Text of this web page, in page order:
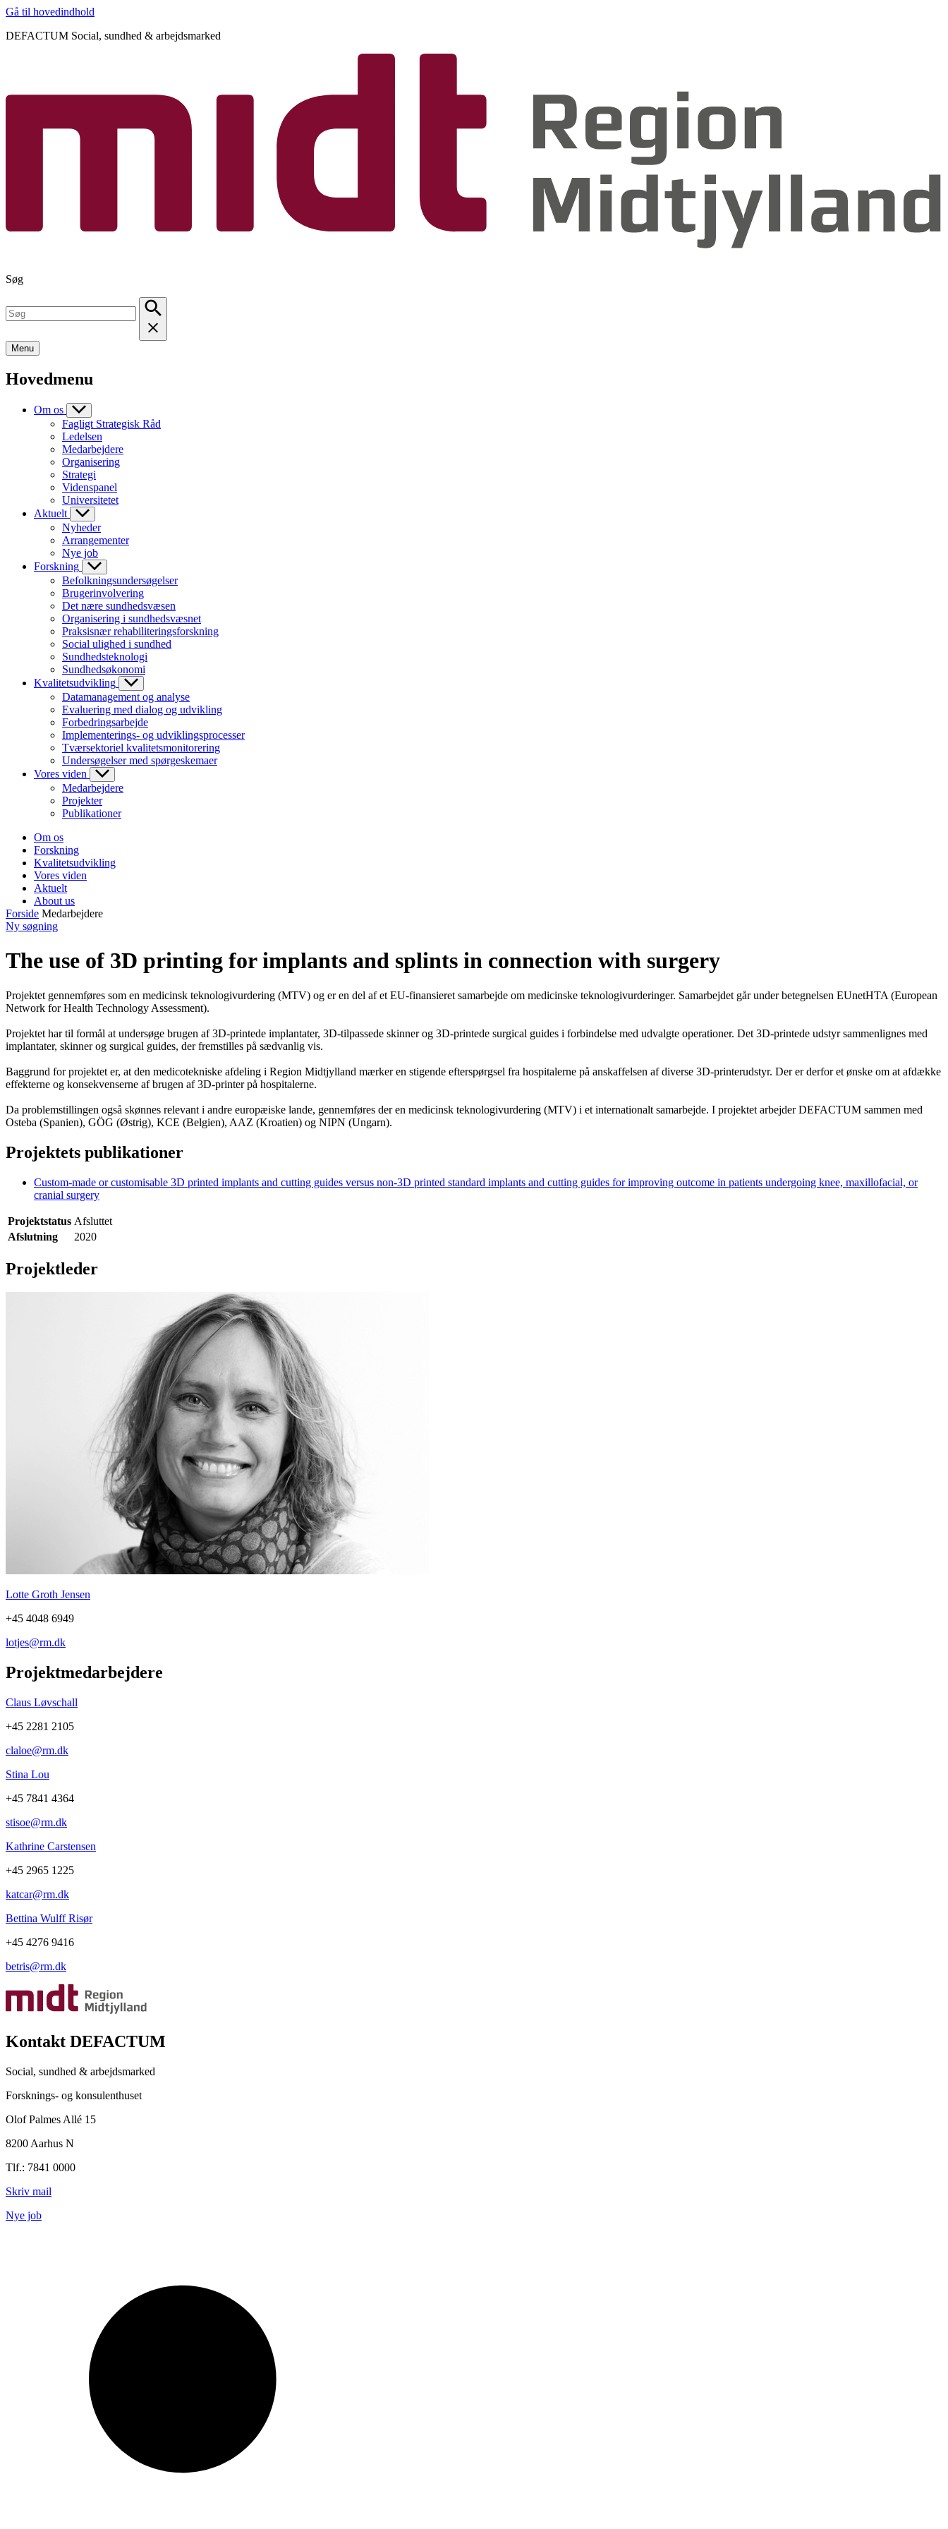
Gå til hovedindhold
DEFACTUM Social, sundhed & arbejdsmarked
Søg
Menu
Hovedmenu
Om os
Fagligt Strategisk Råd
Ledelsen
Medarbejdere
Organisering
Strategi
Videnspanel
Universitetet
Aktuelt
Nyheder
Arrangementer
Nye job
Forskning
Befolkningsundersøgelser
Brugerinvolvering
Det nære sundhedsvæsen
Organisering i sundhedsvæsnet
Praksisnær rehabiliteringsforskning
Social ulighed i sundhed
Sundhedsteknologi
Sundhedsøkonomi
Kvalitetsudvikling
Datamanagement og analyse
Evaluering med dialog og udvikling
Forbedringsarbejde
Implementerings- og udviklingsprocesser
Tværsektoriel kvalitetsmonitorering
Undersøgelser med spørgeskemaer
Vores viden
Medarbejdere
Projekter
Publikationer
Om os
Forskning
Kvalitetsudvikling
Vores viden
Aktuelt
About us
Forside Medarbejdere
Ny søgning
The use of 3D printing for implants and splints in connection with surgery
Projektet gennemføres som en medicinsk teknologivurdering (MTV) og er en del af et EU-finansieret samarbejde om medicinske teknologivurderinger. Samarbejdet går under betegnelsen EUnetHTA (European
Network for Health Technology Assessment).
Projektet har til formål at undersøge brugen af 3D-printede implantater, 3D-tilpassede skinner og 3D-printede surgical guides i forbindelse med udvalgte operationer. Det 3D-printede udstyr sammenlignes med
implantater, skinner og surgical guides, der fremstilles på sædvanlig vis.
Baggrund for projektet er, at den medicotekniske afdeling i Region Midtjylland mærker en stigende efterspørgsel fra hospitalerne på anskaffelsen af diverse 3D-printerudstyr. Der er derfor et ønske om at afdække
effekterne og konsekvenserne af brugen af 3D-printer på hospitalerne.
Da problemstillingen også skønnes relevant i andre europæiske lande, gennemføres der en medicinsk teknologivurdering (MTV) i et internationalt samarbejde. I projektet arbejder DEFACTUM sammen med
Osteba (Spanien), GÖG (Østrig), KCE (Belgien), AAZ (Kroatien) og NIPN (Ungarn).
Projektets publikationer
Custom-made or customisable 3D printed implants and cutting guides versus non-3D printed standard implants and cutting guides for improving outcome in patients undergoing knee, maxillofacial, or
cranial surgery
Projektstatus Afsluttet
Afslutning
2020
Projektleder
Lotte Groth Jensen
+45 4048 6949
lotjes@rm.dk
Projektmedarbejdere
Claus Løvschall
+45 2281 2105
claloe@rm.dk
Stina Lou
+45 7841 4364
stisoe@rm.dk
Kathrine Carstensen
+45 2965 1225
katcar@rm.dk
Bettina Wulff Risør
+45 4276 9416
betris@rm.dk
Kontakt DEFACTUM
Social, sundhed & arbejdsmarked
Forsknings- og konsulenthuset
Olof Palmes Allé 15
8200 Aarhus N
Tlf.: 7841 0000
Skriv mail
Nye job